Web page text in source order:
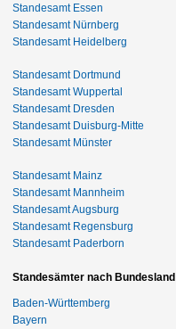
Standesamt Essen
Standesamt Nürnberg
Standesamt Heidelberg
Standesamt Dortmund
Standesamt Wuppertal
Standesamt Dresden
Standesamt Duisburg-Mitte
Standesamt Münster
Standesamt Mainz
Standesamt Mannheim
Standesamt Augsburg
Standesamt Regensburg
Standesamt Paderborn
Standesämter nach Bundesland
Baden-Württemberg
Bayern